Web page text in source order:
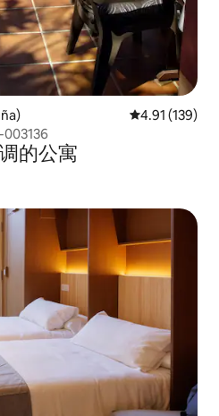
平均评分 4.91
4.91 (139)
的公寓